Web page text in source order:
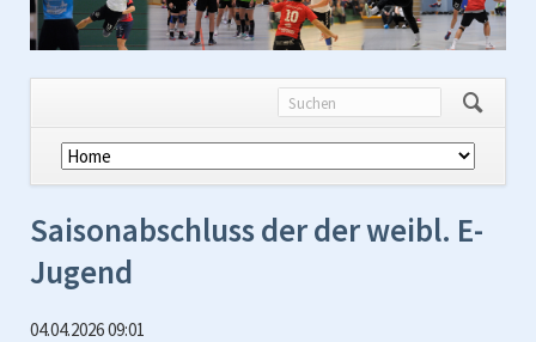
Navigation
überspringen
Saisonabschluss der der weibl. E-
Jugend
04.04.2026 09:01